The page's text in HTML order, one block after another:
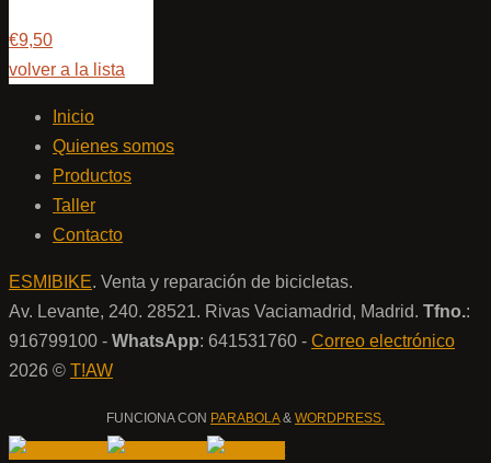
€9,50
volver a la lista
Inicio
Quienes somos
Productos
Taller
Contacto
ESMIBIKE. Venta y reparación de bicicletas.
Av. Levante, 240. 28521. Rivas Vaciamadrid, Madrid. Tfno.:
916799100 - WhatsApp: 641531760 - Correo electrónico
2026 © T!AW
FUNCIONA CON PARABOLA& WORDPRESS.